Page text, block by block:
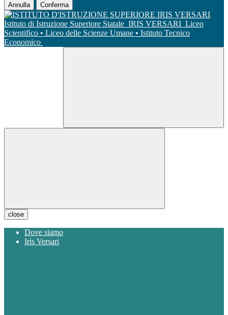
Annulla Conferma
Istituto di Istruzione Superiore Statale IRIS VERSARI Liceo
Scientifico • Liceo delle Scienze Umane • Istituto Tecnico
Economico
close
Dove siamo
Iris Versari